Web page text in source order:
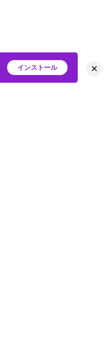
インストール ×